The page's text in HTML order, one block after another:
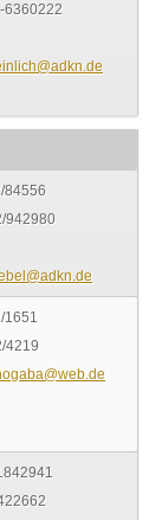
6360222
84556
942980
1651
4219